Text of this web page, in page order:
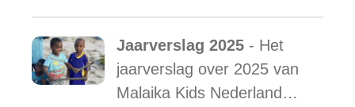
Jaarverslag 2025 - Het
jaarverslag over 2025 van
Malaika Kids Nederland